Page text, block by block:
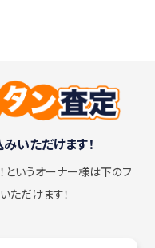
いただけます！
というオーナー様は下のフ
ただけます！